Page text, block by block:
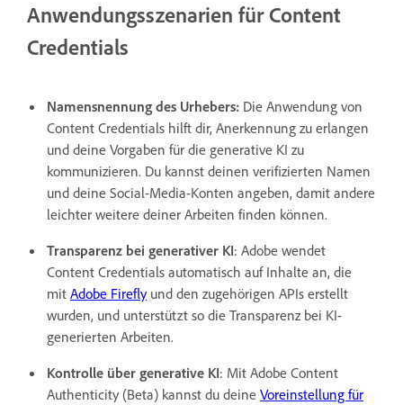
Anwendungsszenarien für Content
Credentials
Namensnennung des Urhebers: Die Anwendung von
Content Credentials hilft dir, Anerkennung zu erlangen
und deine Vorgaben für die generative KI zu
kommunizieren. Du kannst deinen verifizierten Namen
und deine Social-Media-Konten angeben, damit andere
leichter weitere deiner Arbeiten finden können.
Transparenz bei generativer KI: Adobe wendet
Content Credentials automatisch auf Inhalte an, die
mit Adobe Fireflyund den zugehörigen APIs erstellt
wurden, und unterstützt so die Transparenz bei KI-
generierten Arbeiten.
Kontrolle über generative KI: Mit Adobe Content
Authenticity (Beta) kannst du deine Voreinstellung für